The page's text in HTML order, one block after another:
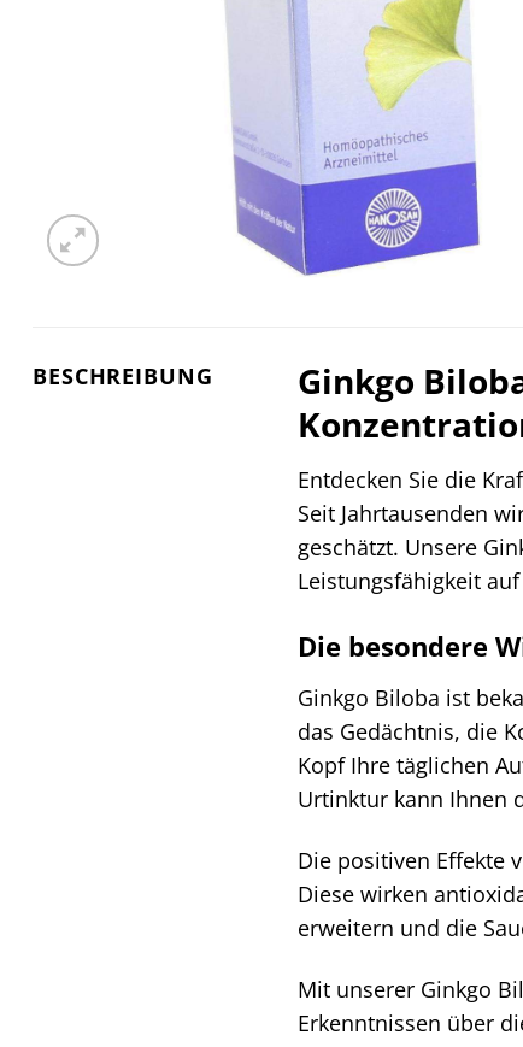
BESCHREIBUNG
Ginkgo
Entdecken Sie die
Seit Jahrtausenden
geschätzt. Unsere
Leistungsfähigkeit
Die besondere
Ginkgo Biloba ist
das Gedächtnis, die
Kopf Ihre täglichen
Urtinktur kann Ihnen
Die positiven Effekte
Diese wirken
erweitern und die
Mit unserer Ginkgo
Erkenntnissen über